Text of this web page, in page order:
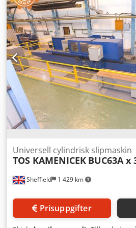
Bordshastighet: 30 - 4500 mm/min
mm/min Bord vridbart +/-: 7,5°
Maskinvikt ca: 18 ton Platsbehov
Invändig slipsanordning,
Cjdevb Dl Ujpfx Aqqeha
toppstycken, hållare för slipskivor,
dammutsug
Sheffield 1 429 km
Universell cylindrisk slipmaskin
TOS KAMENICEK BUC63A x
Prisuppgifter